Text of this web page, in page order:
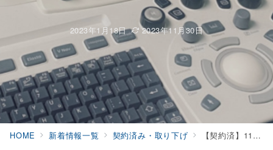
2023年1月18日 2023年11月30日
HOME 新着情報一覧 契約済み・取り下げ 【契約済】114 マウイ島にあるホリスティック・ウェルネス・センターをお譲りします！